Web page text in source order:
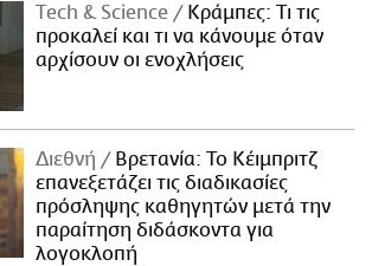
Τech & Science
Κράμπες: Τι τις
προκαλεί και τι να κάνουμε όταν
αρχίσουν οι ενοχλήσεις
Διεθνή
Βρετανία: Το Κέιμπριτζ
επανεξετάζει τις διαδικασίες
πρόσληψης καθηγητών μετά την
παραίτηση διδάσκοντα για
λογοκλοπή